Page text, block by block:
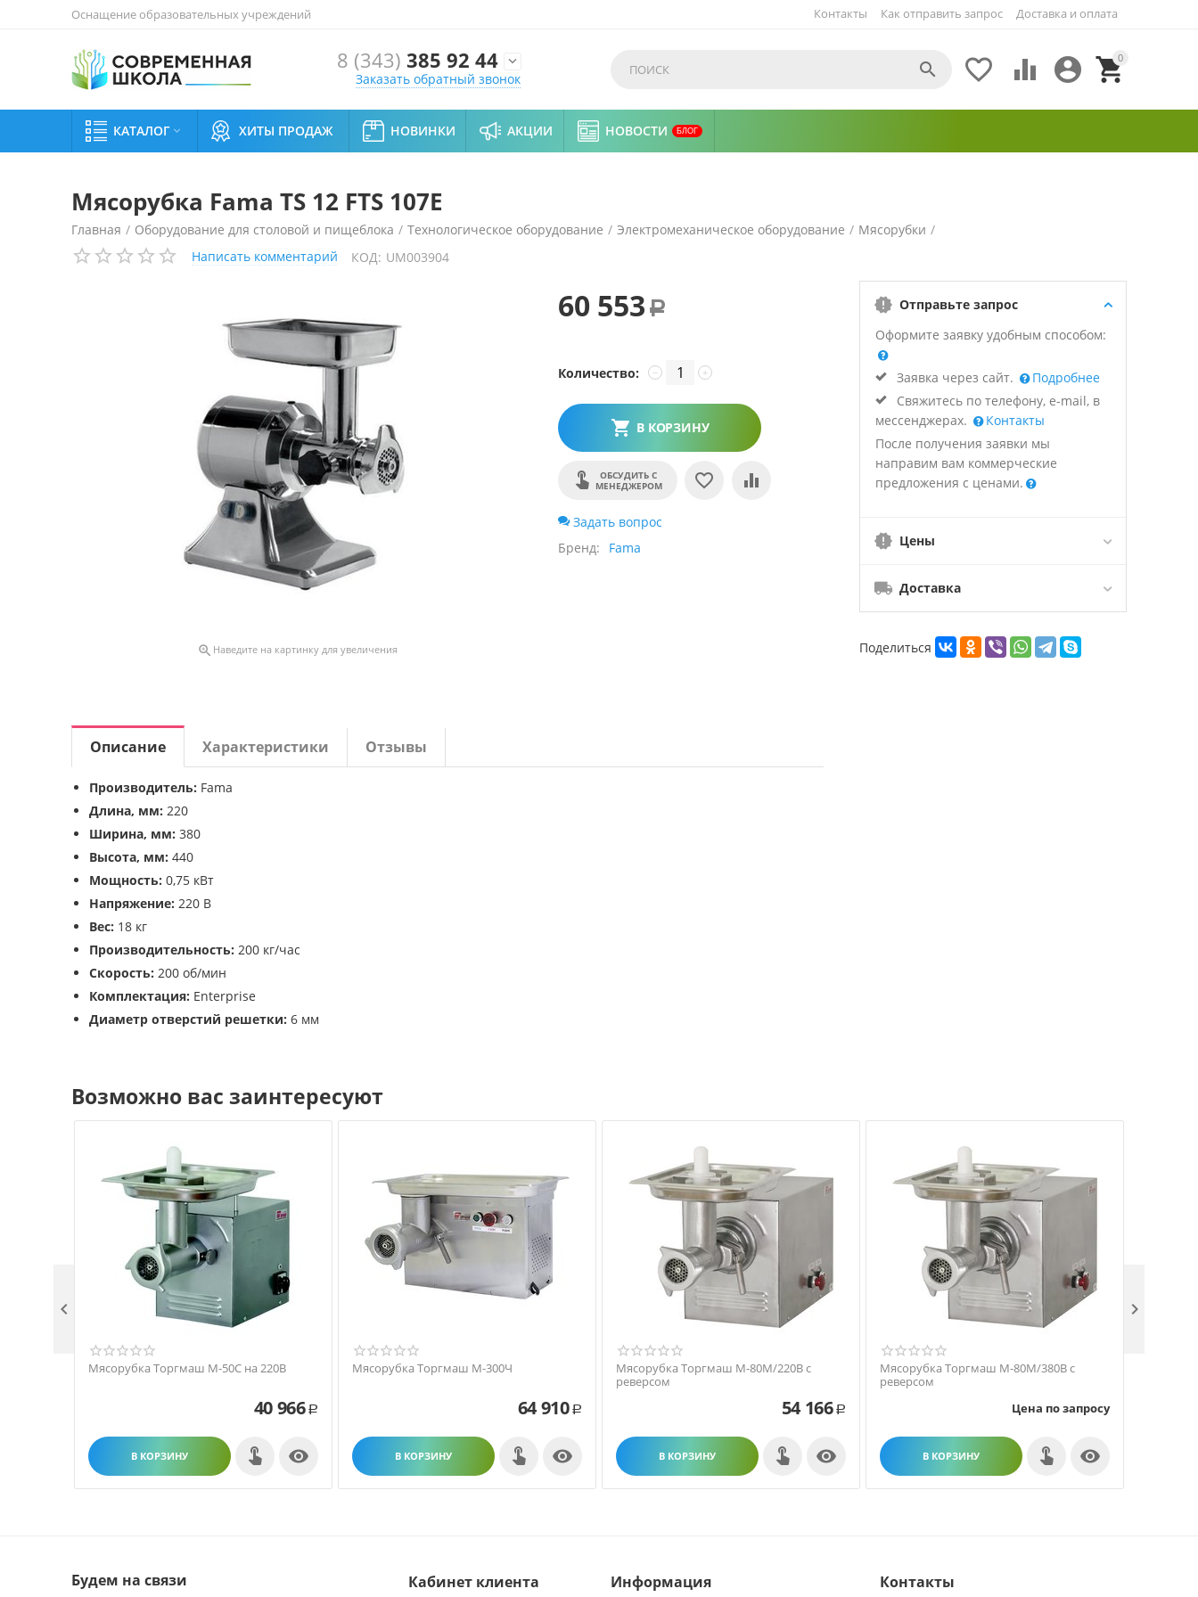
Оснащение образовательных учреждений Как отправить запрос Доставка и оплата
Контакты
8 (343) 385 92 44 
Заказать обратный звонок
0


 

КАТАЛОГ  ХИТЫ ПРОДАЖ НОВИНКИ АКЦИИ НОВОСТИ БЛОГ
Мясорубка Fama TS 12 FTS 107E
Главная / Оборудование для столовой и пищеблока / Технологическое оборудование / Электромеханическое оборудование / Мясорубки /
Мясорубка Fama TS 12 FTS 107EНаписать комментарий КОД: UM003904
 Наведите на картинку для увеличения
60 553 Р
Количество: +
−
В КОРЗИНУ
ОБСУДИТЬ С
МЕНЕДЖЕРОМ
Задать вопрос
Бренд
Fama
Отправьте запрос
Оформите заявку удобным способом:
Заявка через сайт.
Подробнее
Свяжитесь по телефону, e-mail, в
мессенджерах.
Контакты
После получения заявки мы
направим вам коммерческие
предложения с ценами.
Цены
Доставка
Поделиться
Описание Характеристики Отзывы
Производитель: Fama
Длина, мм: 220
Ширина, мм: 380
Высота, мм: 440
Мощность: 0,75 кВт
Напряжение: 220 В
Вес: 18 кг
Производительность: 200 кг/час
Скорость: 200 об/мин
Комплектация: Enterprise
Диаметр отверстий решетки: 6 мм
Возможно вас заинтересуют
Мясорубка Торгмаш М-50С на 220В
40 966 Р
В КОРЗИНУ 
Мясорубка Торгмаш М-300Ч
64 910 Р
В КОРЗИНУ 
Мясорубка Торгмаш М-80М/220В с
реверсом
54 166 Р
В КОРЗИНУ 
Мясорубка Торгмаш М-80М/380В с
реверсом
Цена по запросу
В КОРЗИНУ 
 
Будем на связи Кабинет клиента Информация Контакты